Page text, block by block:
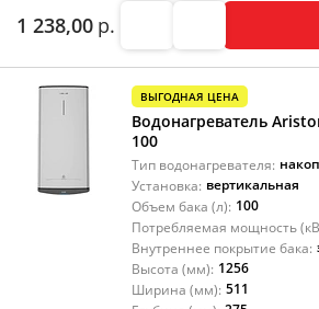
1 238,00 р.
ВЫГОДНАЯ ЦЕНА
Водонагреватель
100
Тип водонагревателя:
Установка: вертикальная
Объем бака (л): 100
Потребляемая мощность
Внутреннее покрытие бака:
Высота (мм): 1256
Ширина (мм): 511